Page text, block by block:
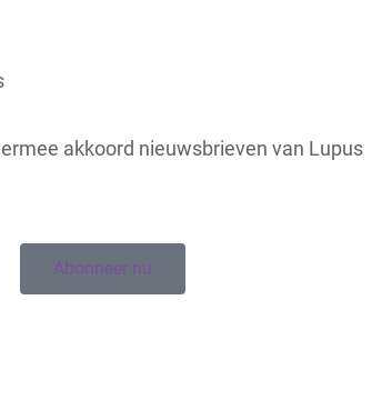
akkoord nieuwsbrieven van Lupus
Abonneer nu